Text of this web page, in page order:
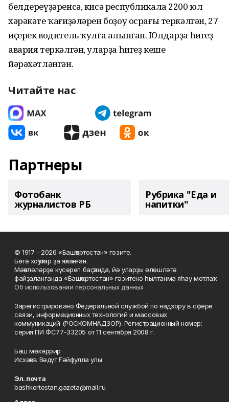
белдереүҙәренсә, кисә республикала 2200 юл
хәрәкәте ҡағиҙәләрен боҙоу осрағы теркәлгән, 27
иҫерек водитель ҡулға алынған. Юлдарҙа һигеҙ
авария теркәлгән, уларҙа һигеҙ кеше
йәрәхәтләнгән.
Читайте нас
Партнеры
Фотобанк
журналистов РБ
Рубрика "Еда и
напитки"
© 1917 - 2026 «Башҡортостан» гәзите.
Бөтә хоҡуҡтар ҙа яҡланған.
Мәҡәләләрҙе күсереп баҫҡанда, йә уларҙы өлөшләтә
файҙаланғанда «Башҡортостан» гәзитенә һылтанма яһау мотлаҡ.
Об использовании персональных данных
Зарегистрировано Федеральной службой по надзору в сфере
связи, информационных технологий и массовых
коммуникаций (РОСКОМНАДЗОР). Регистрационный номер:
серия ПИ ФС77-33205 от 11 сентября 2008 г.
Баш мөхәррир
Исхаҡов Вәдүт Ғәйфулла улы
Эл. почта
bashkortostan.gazeta@mail.ru